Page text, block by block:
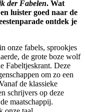
der Fabelen. Wat
luister goed naar de
ontdek je
onze fabels, sprookjes
de grote boze wolf
Fabeltjeskrant. Deze
om zo een
de klassieke
schrijvers op deze
maatschappij.